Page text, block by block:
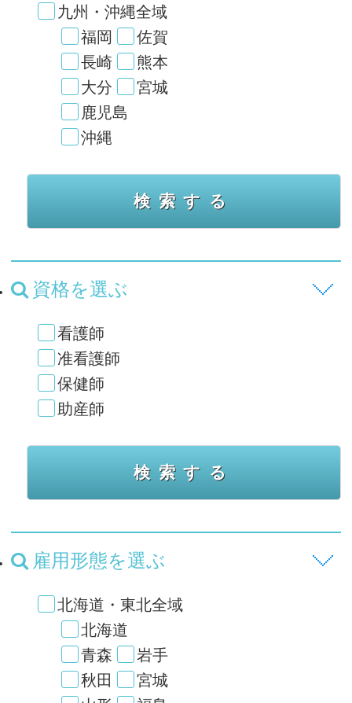
九州・沖縄全域
福岡
佐賀
長崎
熊本
大分
宮城
鹿児島
沖縄
資格を選ぶ
看護師
准看護師
保健師
助産師
雇用形態を選ぶ
北海道・東北全域
北海道
青森
岩手
秋田
宮城